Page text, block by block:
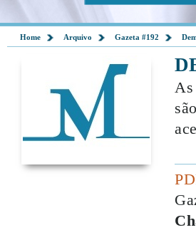
Home Arquivo Gazeta #192